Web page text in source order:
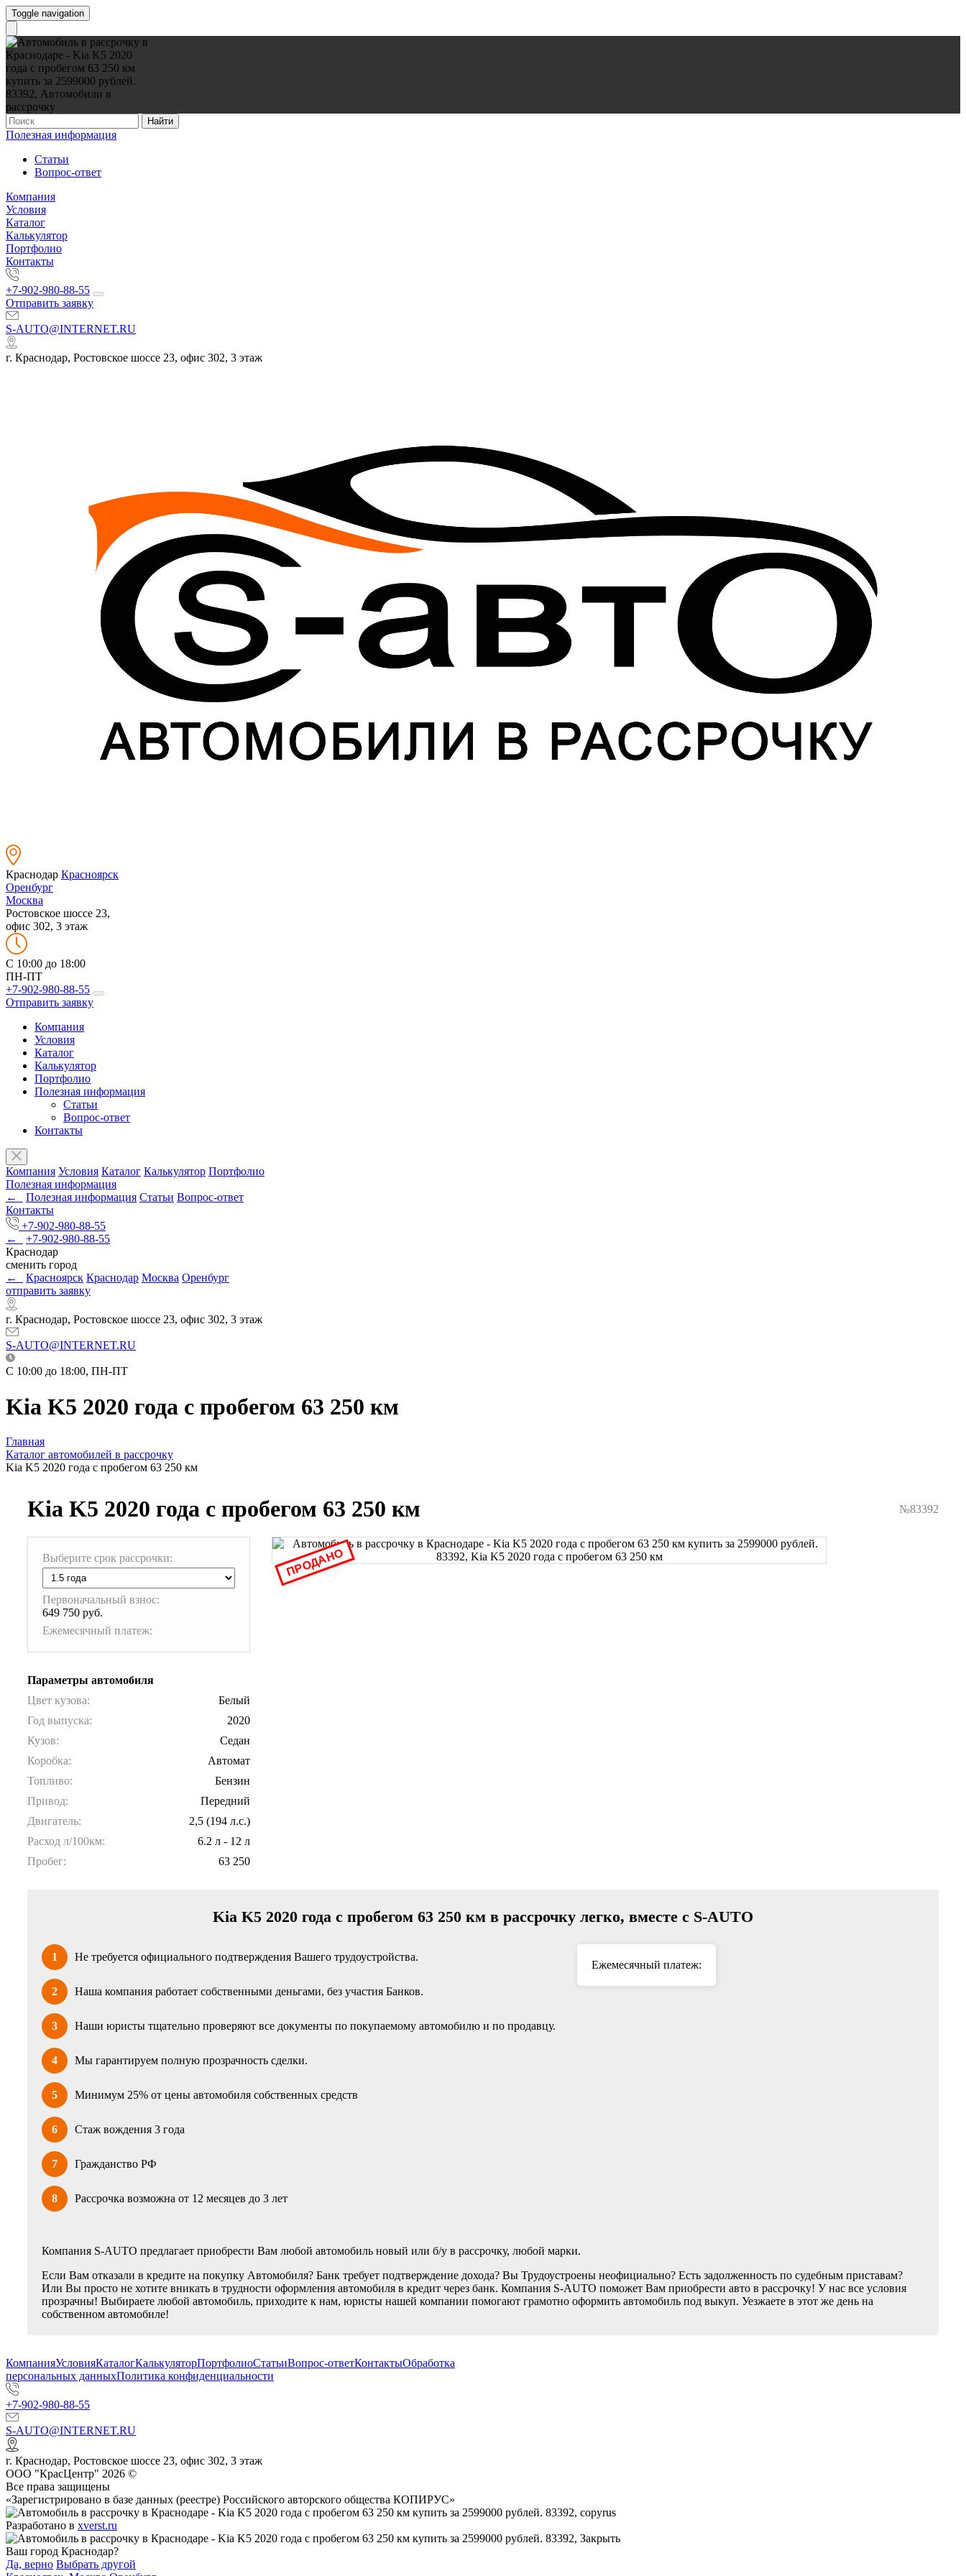
Toggle navigation
Найти
Полезная информация
Статьи
Вопрос-ответ
Компания
Условия
Каталог
Калькулятор
Портфолио
Контакты
+7-902-980-88-55
Отправить заявку
S-AUTO@INTERNET.RU
г. Краснодар, Ростовское шоссе 23, офис 302, 3 этаж
Краснодар Красноярск
Оренбург
Москва
Ростовское шоссе 23,
офис 302, 3 этаж
C 10:00 до 18:00
ПН-ПТ
+7-902-980-88-55
Отправить заявку
Компания
Условия
Каталог
Калькулятор
Портфолио
Полезная информация
Статьи
Вопрос-ответ
Контакты
Компания Условия Каталог Калькулятор Портфолио
Полезная информация
←
Полезная информация Статьи Вопрос-ответ
Контакты
+7-902-980-88-55
←
+7-902-980-88-55
Краснодар
сменить город
←
Красноярск Краснодар Москва Оренбург
отправить заявку
г. Краснодар, Ростовское шоссе 23, офис 302, 3 этаж
S-AUTO@INTERNET.RU
C 10:00 до 18:00, ПН-ПТ
Kia K5 2020 года с пробегом 63 250 км
Главная
Каталог автомобилей в рассрочку
Kia K5 2020 года с пробегом 63 250 км
Kia K5 2020 года с пробегом 63 250 км №83392
Выберите срок рассрочки:
Первоначальный взнос:
649 750 руб.
Ежемесячный платеж:
Параметры автомобиля
Цвет кузова:
Белый
Год выпуска:
2020
Кузов:
Седан
Коробка:
Автомат
Топливо:
Бензин
Привод:
Передний
Двигатель:
2,5 (194 л.с.)
Расход л/100км:
6.2 л - 12 л
Пробег:
63 250
ПРОДАНО
Kia K5 2020 года с пробегом 63 250 км в рассрочку легко, вместе с S-AUTO
1 Не требуется официального подтверждения Вашего трудоустройства.
2 Наша компания работает собственными деньгами, без участия Банков.
3 Наши юристы тщательно проверяют все документы по покупаемому автомобилю и по продавцу.
4 Мы гарантируем полную прозрачность сделки.
5 Минимум 25% от цены автомобиля собственных средств
6 Стаж вождения 3 года
7 Гражданство РФ
8 Рассрочка возможна от 12 месяцев до 3 лет
Ежемесячный платеж:
Компания S-AUTO предлагает приобрести Вам любой автомобиль новый или б/у в рассрочку, любой марки.
Если Вам отказали в кредите на покупку Автомобиля? Банк требует подтверждение дохода? Вы Трудоустроены неофициально? Есть задолженность по судебным приставам?
Или Вы просто не хотите вникать в трудности оформления автомобиля в кредит через банк. Компания S-AUTO поможет Вам приобрести авто в рассрочку! У нас все условия
прозрачны! Выбираете любой автомобиль, приходите к нам, юристы нашей компании помогают грамотно оформить автомобиль под выкуп. Уезжаете в этот же день на
собственном автомобиле!
КомпанияУсловияКаталогКалькуляторПортфолиоСтатьиВопрос-ответКонтактыОбработка
персональных данныхПолитика конфиденциальности
+7-902-980-88-55
S-AUTO@INTERNET.RU
г. Краснодар, Ростовское шоссе 23, офис 302, 3 этаж
ООО "КрасЦентр" 2026 ©
Все права защищены
«Зарегистрировано в базе данных (реестре) Российского авторского общества КОПИРУС»
Разработано в xverst.ru
Ваш город Краснодар?
Да, верно Выбрать другой